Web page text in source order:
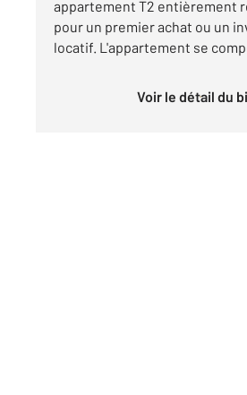
appartement T2 entièrement
pour un premier achat ou un
locatif. L'appartement se
Voir le détail du